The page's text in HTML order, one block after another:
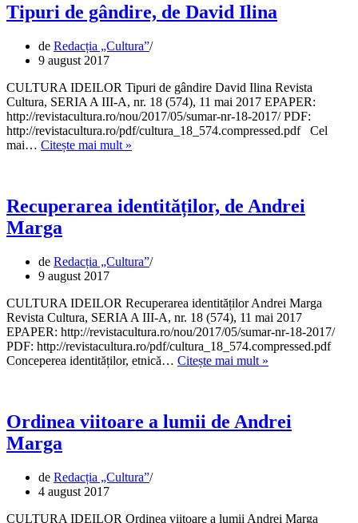
Andrei
Marga
Tipuri de gândire, de David Ilina
de Redacția „Cultura”
9 august 2017
CULTURA IDEILOR Tipuri de gândire David Ilina Revista
Cultura, SERIA A III-A, nr. 18 (574), 11 mai 2017 EPAPER:
http://revistacultura.ro/nou/2017/05/sumar-nr-18-2017/ PDF:
http://revistacultura.ro/pdf/cultura_18_574.compressed.pdf Cel
mai… Citește mai mult »
David
Ilina
Recuperarea identităților, de Andrei
Marga
de Redacția „Cultura”
9 august 2017
CULTURA IDEILOR Recuperarea identităților Andrei Marga
Revista Cultura, SERIA A III-A, nr. 18 (574), 11 mai 2017
EPAPER: http://revistacultura.ro/nou/2017/05/sumar-nr-18-2017/
PDF: http://revistacultura.ro/pdf/cultura_18_574.compressed.pdf
Conceperea identităților, etnică… Citește mai mult »
Marga
Ordinea viitoare a lumii de Andrei
Marga
de Redacția „Cultura”
4 august 2017
CULTURA IDEILOR Ordinea viitoare a lumii Andrei Marga